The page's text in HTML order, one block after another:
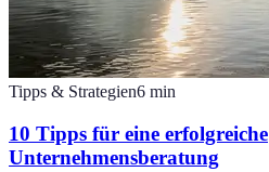
Tipps & Strategien6 min
10 Tipps für eine erfolgreiche
Unternehmensberatung